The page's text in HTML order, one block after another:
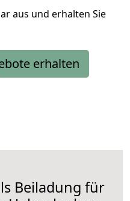
aus und erhalten Sie
erhalten
Beiladung für